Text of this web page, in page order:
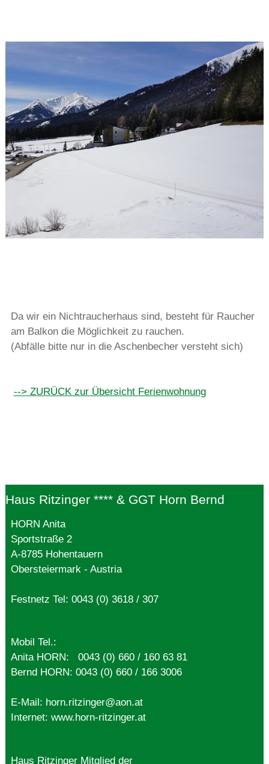
Da wir ein Nichtraucherhaus sind, besteht für Raucher
am Balkon die Möglichkeit zu rauchen.
(Abfälle bitte nur in die Aschenbecher versteht sich)
--> ZURÜCK zur Übersicht Ferienwohnung
Haus Ritzinger **** & GGT Horn Bernd
HORN Anita
Sportstraße 2
A-8785 Hohentauern
Obersteiermark - Austria
Festnetz Tel: 0043 (0) 3618 / 307
Mobil Tel.:
Anita HORN: 0043 (0) 660 / 160 63 81
Bernd HORN: 0043 (0) 660 / 166 3006
E-Mail: horn.ritzinger@aon.at
Internet: www.horn-ritzinger.at
Haus Ritzinger Mitglied der